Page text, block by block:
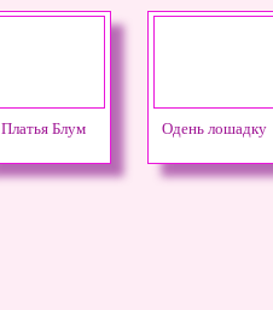
Платья Блум Одень лошадку